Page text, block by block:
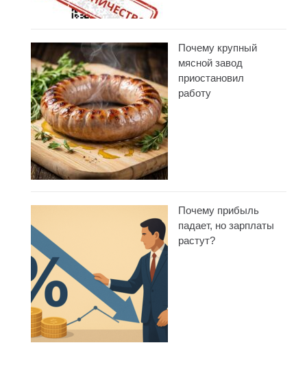
Почему крупный
мясной завод
приостановил
работу
Почему прибыль
падает, но зарплаты
растут?